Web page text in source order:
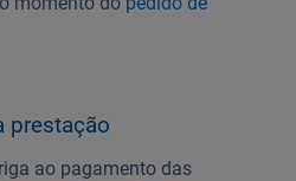
prestação
ao pagamento das